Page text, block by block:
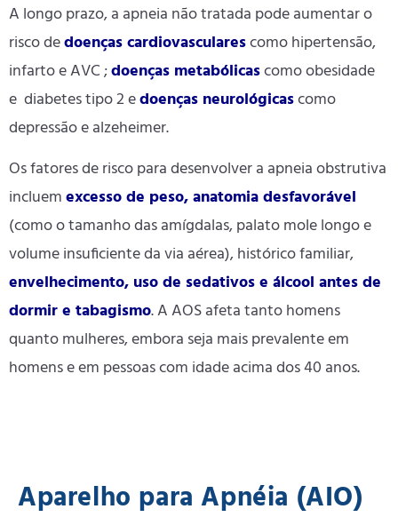
A longo prazo, a apneia não tratada pode aumentar o
risco dedoenças cardiovascularescomo hipertensão,
infarto e AVC ;doenças metabólicascomo obesidade
e diabetes tipo 2 edoenças neurológicascomo
depressão e alzeheimer.
Os fatores de risco para desenvolver a apneia obstrutiva
incluemexcesso de peso, anatomia desfavorável
(como o tamanho das amígdalas, palato mole longo e
volume insuficiente da via aérea), histórico familiar,
envelhecimento, uso de sedativos e álcool antes de
dormir e tabagismo. A AOS afeta tanto homens
quanto mulheres, embora seja mais prevalente em
homens e em pessoas com idade acima dos 40 anos.
Aparelho para Apnéia (AIO)